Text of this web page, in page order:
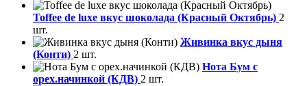
Toffee de luxe вкус шоколада (Красный Октябрь) 2
шт.
Живинка вкус дыня
(Конти) 2 шт.
Нота Бум с
орех.начинкой (КДВ) 2 шт.